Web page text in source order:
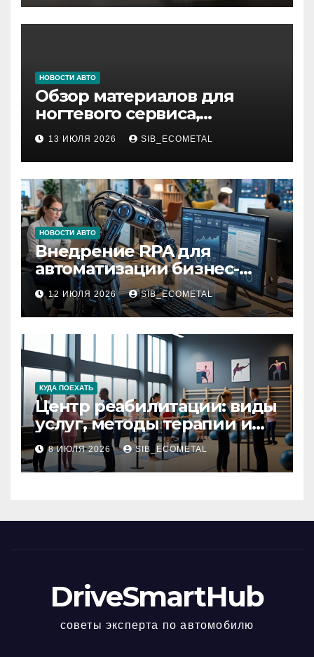
НОВОСТИ АВТО
Обзор материалов для
ногтевого сервиса,
наращивания ресниц и
депиляции
13 ИЮЛЯ 2026 SIB_ECOMETAL
НОВОСТИ АВТО
Внедрение RPA для
автоматизации бизнес-
процессов
12 ИЮЛЯ 2026 SIB_ECOMETAL
КУДА ПОЕХАТЬ
Центр реабилитации: виды
услуг, методы терапии и
критерии качества
8 ИЮЛЯ 2026 SIB_ECOMETAL
DriveSmartHub
советы эксперта по автомобилю